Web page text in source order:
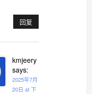
回复
kmjeery
says:
2025年7月
20日 at 下